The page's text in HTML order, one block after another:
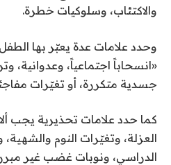
والاكتئاب، وسلوكيات خطرة.
وحدد علامات عدة يعبّر بها
«انسحاباً اجتماعياً، وعدوانية،
جسدية متكررة، أو تغيّرات
كما حدد علامات تحذيرية يجب
العزلة، وتغيّرات النوم
الدراسي، ونوبات غضب غير